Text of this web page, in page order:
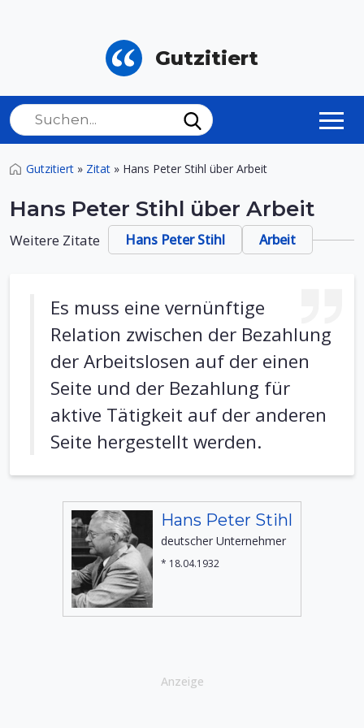
Gutzitiert
Gutzitiert » Zitat » Hans Peter Stihl über Arbeit
Hans Peter Stihl über Arbeit
Weitere Zitate Hans Peter Stihl Arbeit
Es muss eine vernünftige
Relation zwischen der Bezahlung
der Arbeitslosen auf der einen
Seite und der Bezahlung für
aktive Tätigkeit auf der anderen
Seite hergestellt werden.
Hans Peter Stihl
deutscher Unternehmer
* 18.04.1932
Anzeige